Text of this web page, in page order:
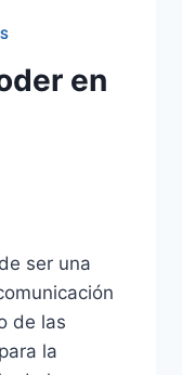
en
ser una
de las
la